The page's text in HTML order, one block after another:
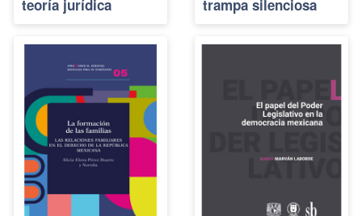
teoría jurídica
trampa silenciosa